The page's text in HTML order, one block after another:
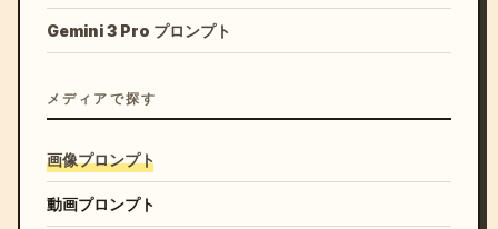
Gemini 3 Pro プロンプト
メディアで探す
画像プロンプト
動画プロンプト